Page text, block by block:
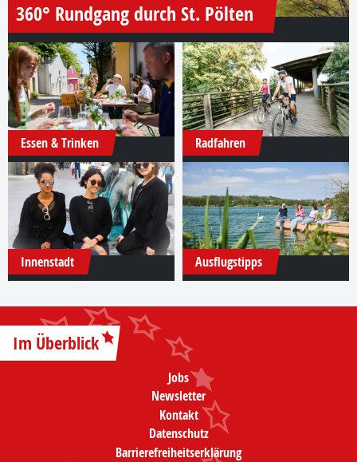
360° Rundgang durch St. Pölten
Essen & Trinken Radfahren
Innenstadt Ausflugstipps
Im Überblick
Jobs
Newsletter
Kontakt
Datenschutz
Barrierefreiheitserklärung